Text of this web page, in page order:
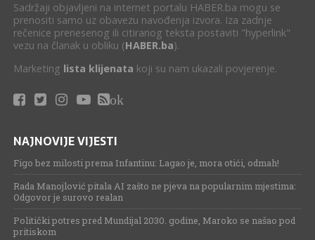
Sadržaji objavljeni na internet portalu HABER.ba mogu se
prenositi samo uz obavezu navođenja izvora. Iza zadnje
rečenice prenesenog ili citiranog teksta postaviti "hyperlink"
vezu na članak u obliku (HABER.ba).
Marketing lista klijenata koji su nam ukazali povjerenje.
ok
NAJNOVIJE VIJESTI
Figo bez milosti prema Infantinu: Lagao je, mora otići, odmah!
Rada Manojlović pitala AI zašto ne pjeva na popularnim mjestima:
Odgovor je surovo realan
Politički potres pred Mundijal 2030. godine, Maroko se našao pod
pritiskom